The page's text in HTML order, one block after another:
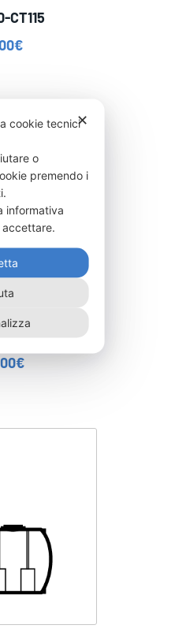
CT115
€
CT130
€
✕
cookie tecnici
o
premendo i
informativa
accettare.